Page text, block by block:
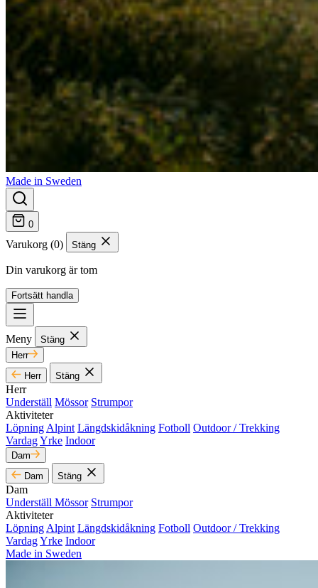
Made in Sweden
0
Varukorg (0) Stäng
Din varukorg är tom
Fortsätt handla
Meny
Stäng
Herr
Herr
Stäng
Herr
Underställ Mössor Strumpor
Aktiviteter
Löpning Alpint Längdskidåkning Fotboll Outdoor / Trekking
VardagYrke Indoor
Dam
Dam
Stäng
Dam
Underställ Mössor Strumpor
Aktiviteter
Löpning Alpint Längdskidåkning Fotboll Outdoor / Trekking
VardagYrke Indoor
Made in Sweden